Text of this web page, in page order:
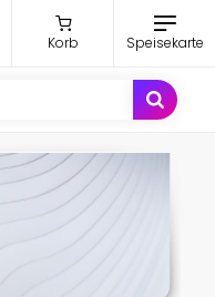
Korb Speisekarte